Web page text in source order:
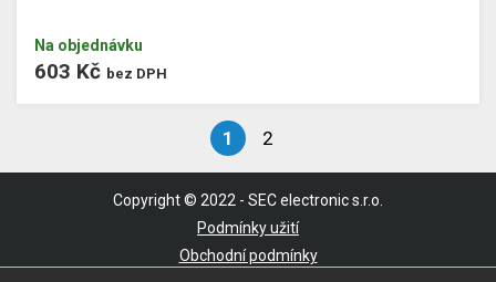
Na objednávku
603 Kč bez DPH
1 2
Copyright © 2022 - SEC electronic s.r.o.
Podmínky užití
Obchodní podmínky